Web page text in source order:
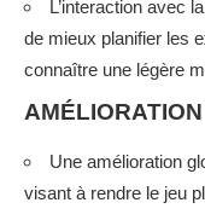
L’interaction avec
de mieux planifier les
connaître une légère
Une amélioration
visant à rendre le jeu